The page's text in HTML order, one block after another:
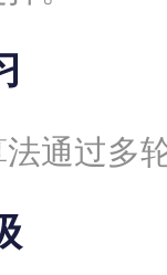
通过多